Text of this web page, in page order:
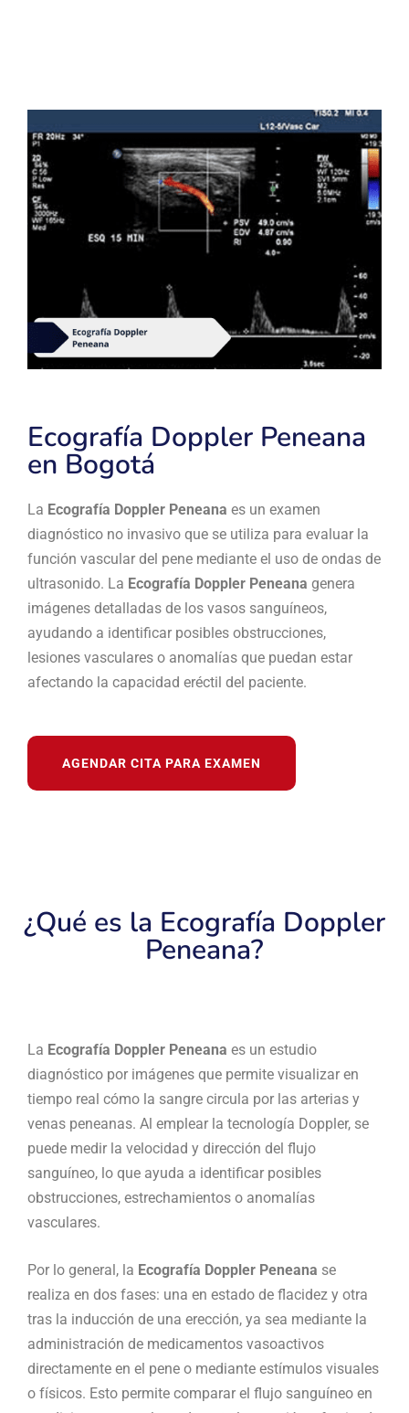
Ecografía Doppler Peneana
en Bogotá
La Ecografía Doppler Peneana es un examen
diagnóstico no invasivo que se utiliza para evaluar la
función vascular del pene mediante el uso de ondas de
ultrasonido. La Ecografía Doppler Peneana genera
imágenes detalladas de los vasos sanguíneos,
ayudando a identificar posibles obstrucciones,
lesiones vasculares o anomalías que puedan estar
afectando la capacidad eréctil del paciente.
AGENDAR CITA PARA EXAMEN
¿Qué es la Ecografía Doppler
Peneana?
La Ecografía Doppler Peneana es un estudio
diagnóstico por imágenes que permite visualizar en
tiempo real cómo la sangre circula por las arterias y
venas peneanas. Al emplear la tecnología Doppler, se
puede medir la velocidad y dirección del flujo
sanguíneo, lo que ayuda a identificar posibles
obstrucciones, estrechamientos o anomalías
vasculares.
Por lo general, la Ecografía Doppler Peneana se
realiza en dos fases: una en estado de flacidez y otra
tras la inducción de una erección, ya sea mediante la
administración de medicamentos vasoactivos
directamente en el pene o mediante estímulos visuales
o físicos. Esto permite comparar el flujo sanguíneo en